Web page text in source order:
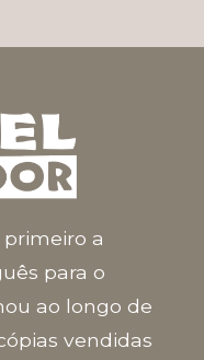
primeiro a
para o
ao longo de
vendidas